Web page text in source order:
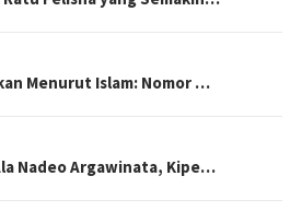
Menurut Islam: Nomor …
Nadeo Argawinata, Kipe…